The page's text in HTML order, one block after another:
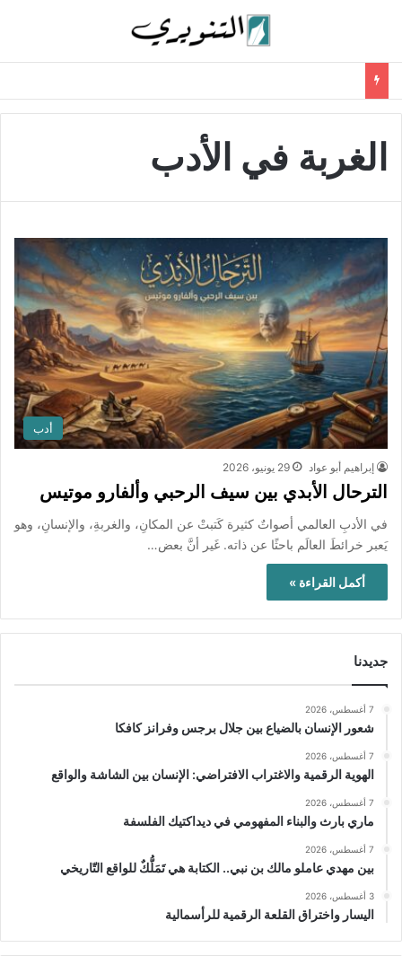
الغربة في الأدب
أدب
إبراهيم أبو عواد 29 يونيو، 2026
الترحال الأبدي بين سيف الرحبي وألفارو موتيس
في الأدبِ العالمي أصواتٌ كثيرة كَتبتْ عن المكانِ، والغربةِ، والإنسانِ، وهو
يَعبر خرائطَ العالَم باحثًا عن ذاته. غَير أنَّ بعض…
أكمل القراءة »
جديدنا
7 أغسطس، 2026
شعور الإنسان بالضياع بين جلال برجس وفرانز كافكا
7 أغسطس، 2026
الهوية الرقمية والاغتراب الافتراضي: الإنسان بين الشاشة والواقع
7 أغسطس، 2026
ماري بارث والبناء المفهومي في ديداكتيك الفلسفة
7 أغسطس، 2026
بين مهدي عاملو مالك بن نبي.. الكتابة هي تَمَلُّكٌ للواقع التّاريخي
3 أغسطس، 2026
اليسار واختراق القلعة الرقمية للرأسمالية